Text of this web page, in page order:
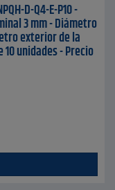
D-Q4-E-P10 -
3 mm - Diámetro
exterior de la
unidades - Precio